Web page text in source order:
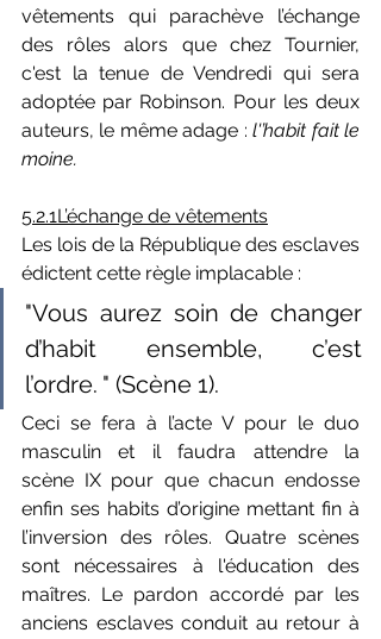
vêtements qui parachève l’échange
des rôles alors que chez Tournier,
c'est la tenue de Vendredi qui sera
adoptée par Robinson. Pour les deux
auteurs, le même adage : l'’habit fait le
moine.
5.2.1L’échange de vêtements
Les lois de la République des esclaves
édictent cette règle implacable :
"Vous aurez soin de changer
d’habit ensemble, c’est
l’ordre. " (Scène 1).
Ceci se fera à l’acte V pour le duo
masculin et il faudra attendre la
scène IX pour que chacun endosse
enfin ses habits d’origine mettant fin à
l’inversion des rôles. Quatre scènes
sont nécessaires à l'éducation des
maîtres. Le pardon accordé par les
anciens esclaves conduit au retour à